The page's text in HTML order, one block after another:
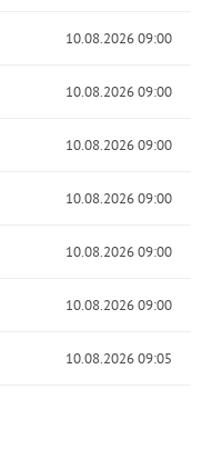
10.08.2026 09:00
10.08.2026 09:00
10.08.2026 09:00
10.08.2026 09:00
10.08.2026 09:00
10.08.2026 09:00
10.08.2026 09:05